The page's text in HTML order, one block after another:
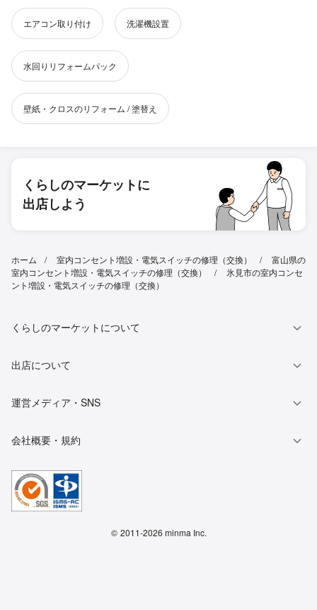
エアコン取り付け 洗濯機設置
水回りリフォームパック
壁紙・クロスのリフォーム / 塗替え
くらしのマーケットに
出店しよう
ホーム 室内コンセント増設・電気スイッチの修理（交換）
富山県の
室内コンセント増設・電気スイッチの修理（交換）
氷見市の室内コンセ
ント増設・電気スイッチの修理（交換）
くらしのマーケットについて
出店について
運営メディア・SNS
会社概要・規約
© 2011-2026 minma Inc.